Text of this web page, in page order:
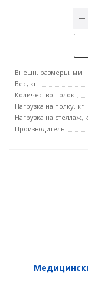
Внешн. размеры, мм
Вес, кг
Количество полок
Нагрузка на полку, кг
Нагрузка на стеллаж,
Производитель